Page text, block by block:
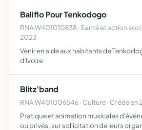
Baliflo Pour Tenkodogo
RNA W401010838 · Santé et action
2023
Venir en aide aux habitants de
d'Ivoire
Blitz'band
RNA W401006546 · Culture · Créée en
Pratique et animation musicales
ou privés, sur sollicitation de leurs